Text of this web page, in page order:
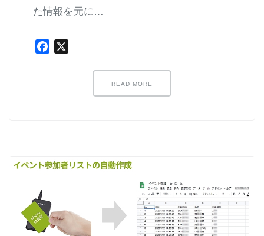
クラウド実行環境
エージェント実行環境
プライベートノード
Node-RED にゅーびーず
サンプル集
環境センサーを使った空間の可視化
た情報を元に…
Facebook
READ MORE